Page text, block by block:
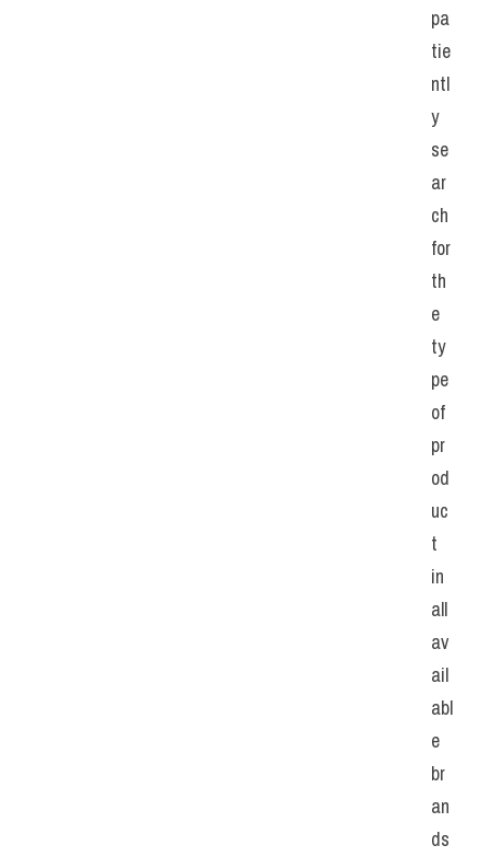
pa
tie
ntl
y
se
ar
ch
for
th
e
ty
pe
of
pr
od
uc
t
in
all
av
ail
abl
e
br
an
ds